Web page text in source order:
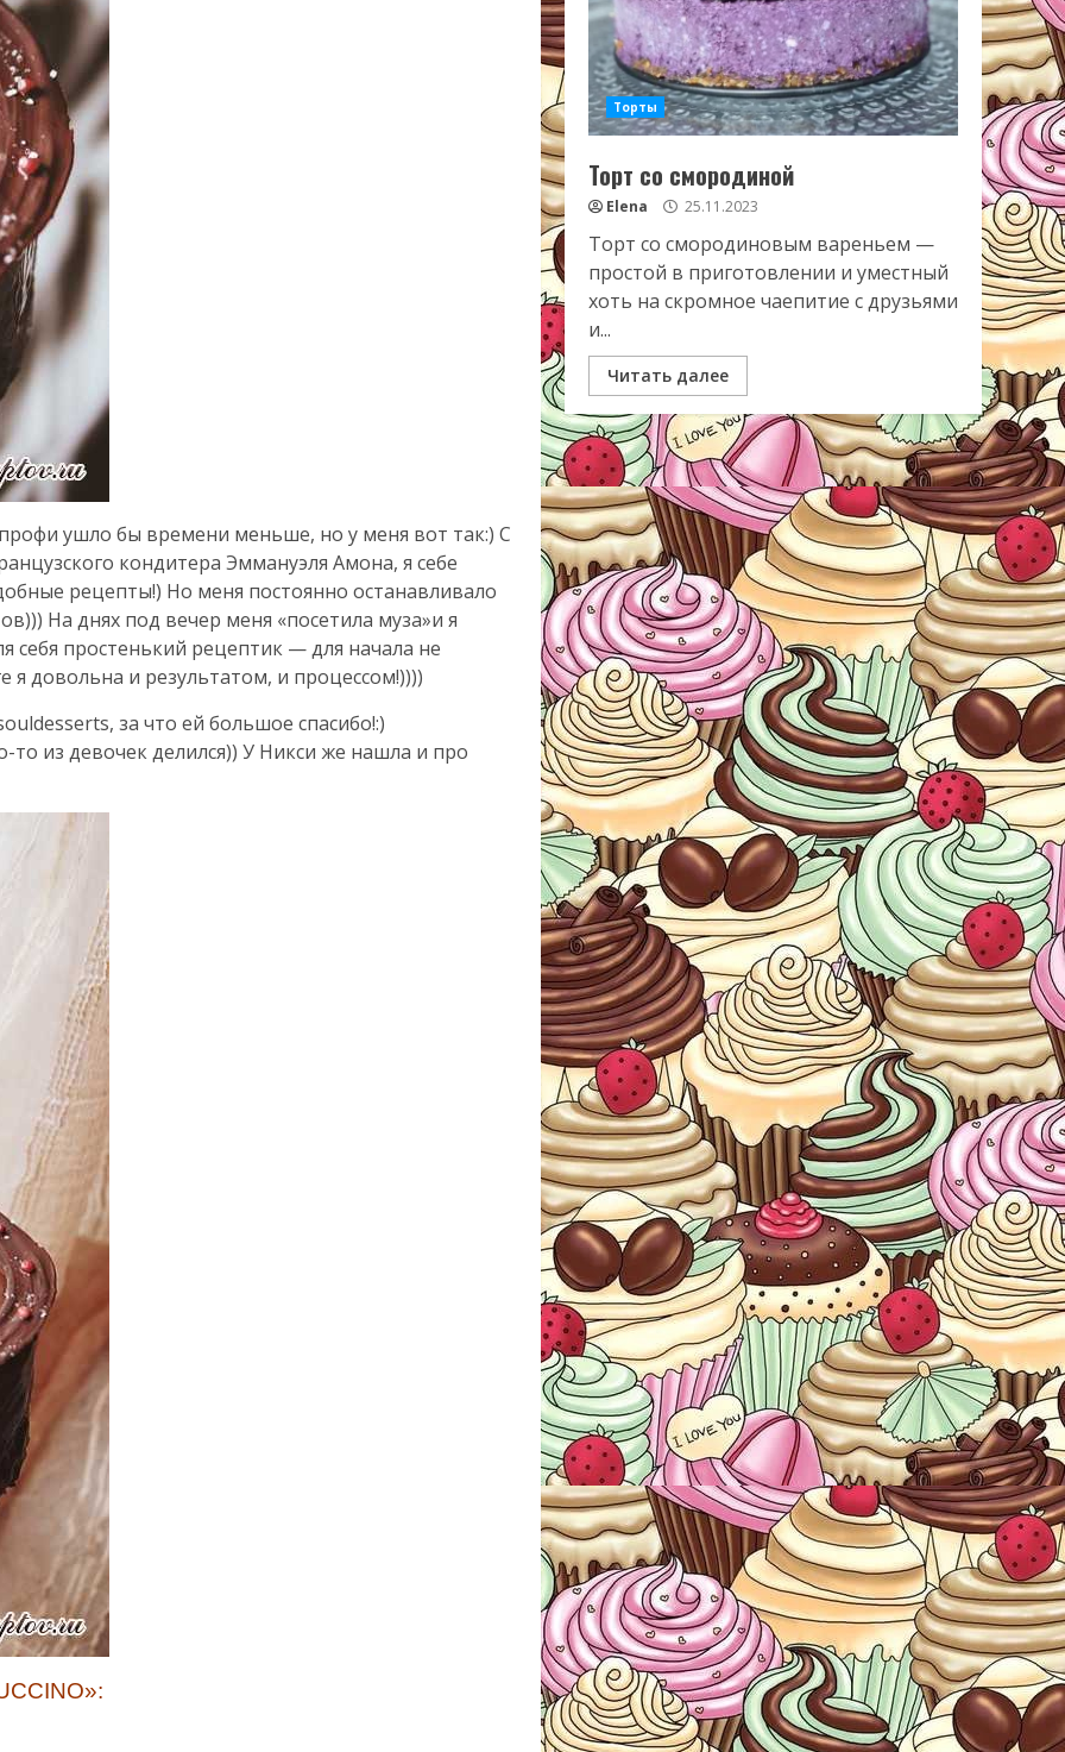
ушло бы времени меньше, но у меня вот так:) С
кондитера Эммануэля Амона, я себе
рецепты!) Но меня постоянно останавливало
На днях под вечер меня «посетила муза»и я
себя простенький рецептик — для начала не
я довольна и результатом, и процессом!))))
за что ей большое спасибо!:)
из девочек делился)) У Никси же нашла и про
Торты
Торт со смородиной
Elena 25.11.2023
Торт со смородиновым вареньем —
простой в приготовлении и уместный
хоть на скромное чаепитие с друзьями
и...
Читать далее